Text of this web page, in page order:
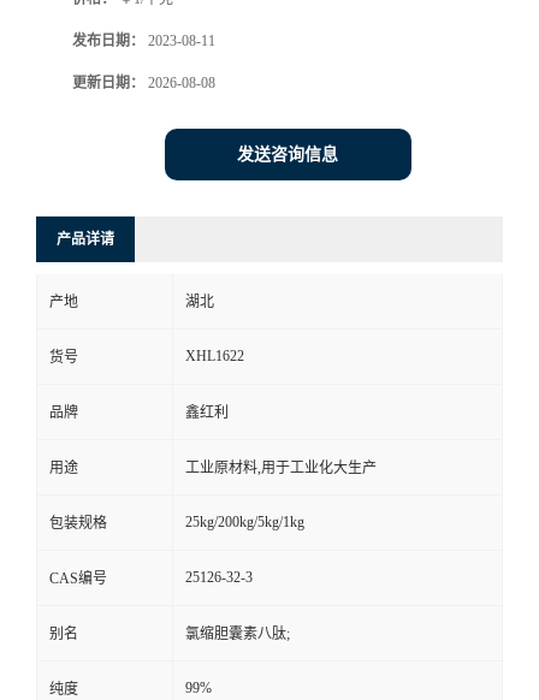
发布日期： 2023-08-11
更新日期： 2026-08-08
发送咨询信息
产品详请
产地 湖北
货号 XHL1622
品牌 鑫红利
用途 工业原材料,用于工业化大生产
包装规格 25kg/200kg/5kg/1kg
CAS编号 25126-32-3
别名 氯缩胆囊素八肽;
纯度 99%